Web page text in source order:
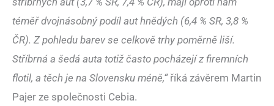
téměř dvojnásobný podíl aut hnědých (6,4 % SR, 3,8 %
ČR). Z pohledu barev se celkově trhy poměrně liší.
Stříbrná a šedá auta totiž často pocházejí z firemních
flotil, a těch je na Slovensku méně,“říká závěrem Martin
Pajer ze společnosti Cebia.